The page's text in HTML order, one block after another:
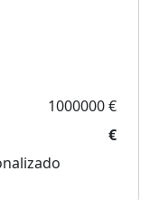
1000000 €
€